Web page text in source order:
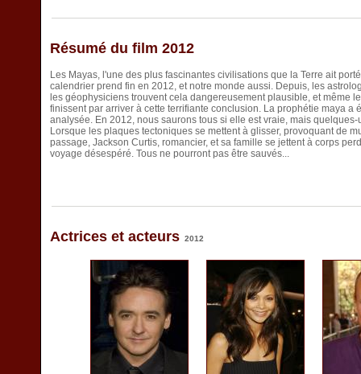
Résumé du film 2012
Les Mayas, l'une des plus fascinantes civilisations que la Terre ait
calendrier prend fin en 2012, et notre monde aussi. Depuis, les
les géophysiciens trouvent cela dangereusement plausible, et même
finissent par arriver à cette terrifiante conclusion. La prophétie maya a
analysée. En 2012, nous saurons tous si elle est vraie, mais
Lorsque les plaques tectoniques se mettent à glisser, provoquant de
passage, Jackson Curtis, romancier, et sa famille se jettent à corps
voyage désespéré. Tous ne pourront pas être sauvés...
Actrices et acteurs 2012